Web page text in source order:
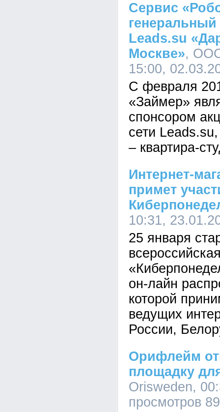
Сервис
Leads.su
Москве»,
15:00,
С февраля
«Займер»
спонсором
сети
– квартира-
Интернет-
примет
10:31,
25 января
он-лайн
которой
ведущих
России,
Орифлейм
площадку
Orisweden,
просмотров